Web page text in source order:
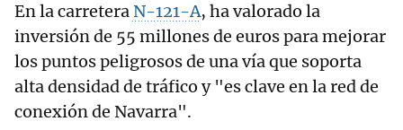
En la carretera N-121-A, ha valorado la
inversión de 55 millones de euros para mejorar
los puntos peligrosos de una vía que soporta
alta densidad de tráfico y "es clave en la red de
conexión de Navarra".